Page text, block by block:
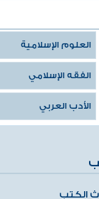
العلوم الإسلامية
الفقه الإسلامي
الأدب العربي
الكتب